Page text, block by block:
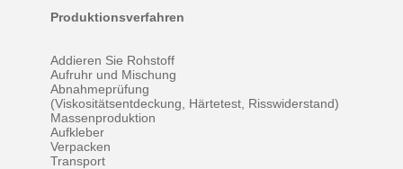
Produktionsverfahren
Addieren Sie Rohstoff
Aufruhr und Mischung
Abnahmeprüfung
(Viskositätsentdeckung, Härtetest, Risswiderstand)
Massenproduktion
Aufkleber
Verpacken
Transport